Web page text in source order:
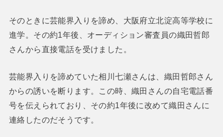
そのときに芸能界入りを諦め、大阪府立北淀高等学校に
進学。その約1年後、オーディション審査員の織田哲郎
さんから直接電話を受けました。
芸能界入りを諦めていた相川七瀬さんは、織田哲郎さん
からの誘いを断ります。この時、織田さんの自宅電話番
号を伝えられており、その約1年後に改めて織田さんに
連絡したのだそうです。